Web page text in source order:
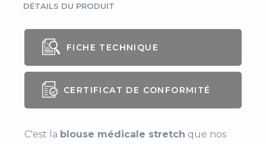
DÉTAILS DU PRODUIT
FICHE TECHNIQUE
CERTIFICAT DE CONFORMITÉ
C'est la blouse médicale stretch que nos
Genre Mixte
Coupe